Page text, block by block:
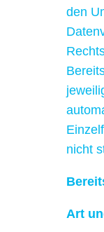
den
nicht
Art